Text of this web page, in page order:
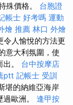
殊價格。 台胞證
帳士 好考嗎 運動
燴 推薦 林口 外燴
人愉悅的方法更
意大利氛圍，使
。 台中按摩店
ptt 記帳士 受訓
堪的納維亞海岸
歐洲。 逢甲按